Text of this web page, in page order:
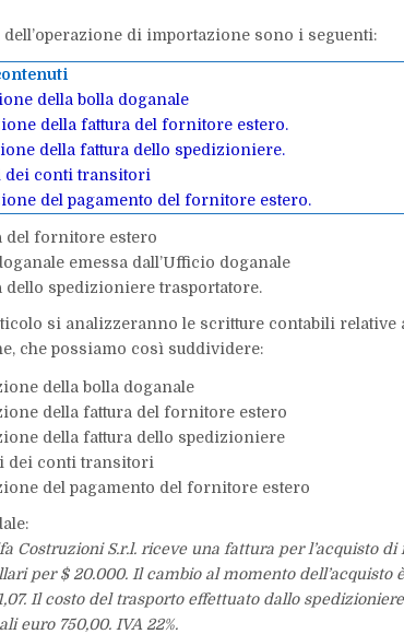
di importazione sono i seguenti:
della bolla doganale
della fattura del fornitore estero.
della fattura dello spedizioniere.
dei conti transitori
del pagamento del fornitore estero.
del fornitore estero
emessa dall’Ufficio doganale
dello spedizioniere trasportatore.
si analizzeranno le scritture contabili relative
che possiamo così suddividere:
della bolla doganale
della fattura del fornitore estero
della fattura dello spedizioniere
dei conti transitori
del pagamento del fornitore estero
Costruzioni S.r.l. riceve una fattura per l’acquisto
per $ 20.000. Il cambio al momento dell’acquisto
Il costo del trasporto effettuato dallo
euro 750,00. IVA 22%.